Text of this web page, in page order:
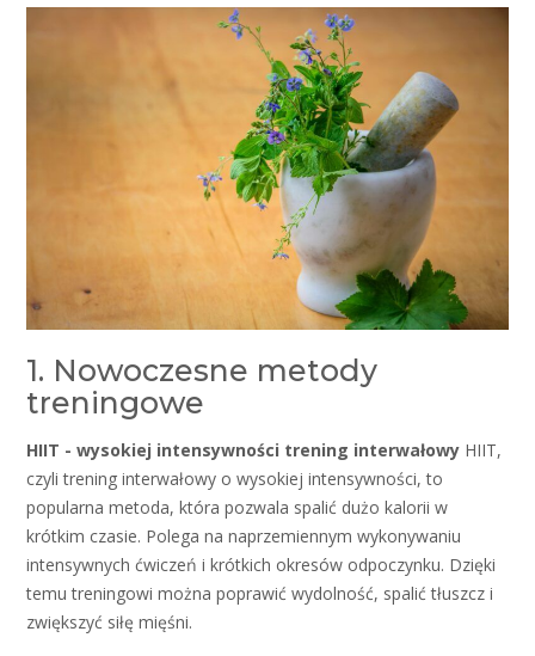
1. Nowoczesne metody
treningowe
HIIT - wysokiej intensywności trening interwałowy HIIT,
czyli trening interwałowy o wysokiej intensywności, to
popularna metoda, która pozwala spalić dużo kalorii w
krótkim czasie. Polega na naprzemiennym wykonywaniu
intensywnych ćwiczeń i krótkich okresów odpoczynku. Dzięki
temu treningowi można poprawić wydolność, spalić tłuszcz i
zwiększyć siłę mięśni.